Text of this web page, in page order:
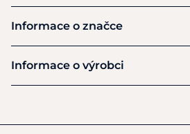
Informace o značce
Fleck
Informace o výrobci
Hauptstraße 34 - Postfach 26